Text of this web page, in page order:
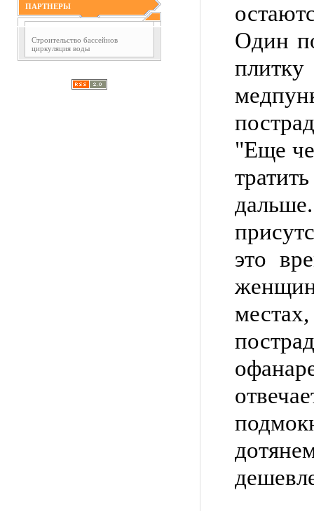
ПАРТНЕРЫ
Строительство бассейнов
циркуляция воды
Один
"Еще
это